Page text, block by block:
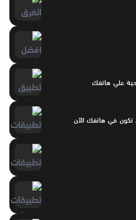
علي هاتفك
تكون في هاتفك الآن